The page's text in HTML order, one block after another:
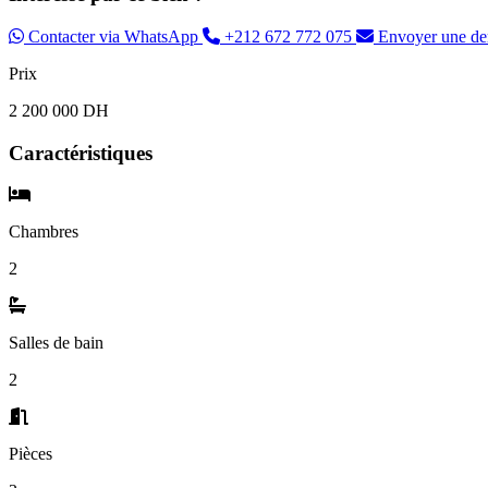
Contacter via WhatsApp +212 672 772 075
Envoyer une
Prix
2 200 000 DH
Caractéristiques
Chambres
2
Salles de bain
2
Pièces